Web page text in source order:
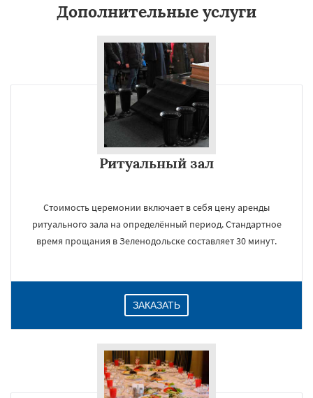
Дополнительные услуги
Ритуальный зал
Стоимость церемонии включает в себя цену аренды
ритуального зала на определённый период. Стандартное
время прощания в Зеленодольске составляет 30 минут.
ЗАКАЗАТЬ
Даю согласие на обработку персональных данных